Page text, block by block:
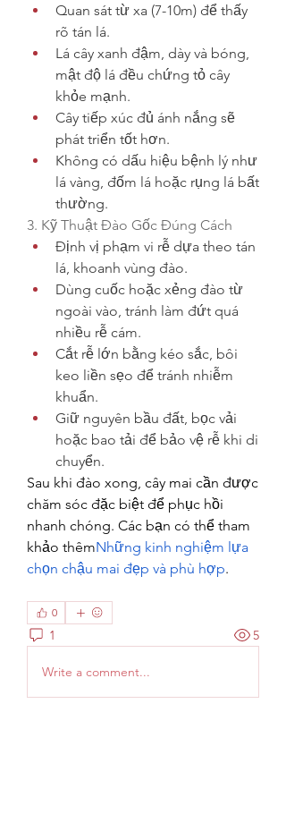
Quan sát từ xa (7-10m) để thấy
rõ tán lá.
Lá cây xanh đậm, dày và bóng,
mật độ lá đều chứng tỏ cây
khỏe mạnh.
Cây tiếp xúc đủ ánh nắng sẽ
phát triển tốt hơn.
Không có dấu hiệu bệnh lý như
lá vàng, đốm lá hoặc rụng lá bất
thường.
3. Kỹ Thuật Đào Gốc Đúng Cách
Định vị phạm vi rễ dựa theo tán
lá, khoanh vùng đào.
Dùng cuốc hoặc xẻng đào từ
ngoài vào, tránh làm đứt quá
nhiều rễ cám.
Cắt rễ lớn bằng kéo sắc, bôi
keo liền sẹo để tránh nhiễm
khuẩn.
Giữ nguyên bầu đất, bọc vải
hoặc bao tải để bảo vệ rễ khi di
chuyển.
Sau khi đào xong, cây mai cần được
chăm sóc đặc biệt để phục hồi
nhanh chóng. Các bạn có thể tham
khảo thêmNhững kinh nghiệm lựa
chọn chậu mai đẹp và phù hợp.
0
1 5
Write a comment...